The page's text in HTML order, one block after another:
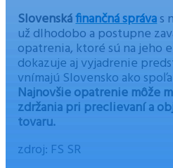
Slovenskáfinančná správas
už dlhodobo a postupne
opatrenia, ktoré sú na jeho
dokazuje aj vyjadrenie
vnímajú Slovensko ako
Najnovšie opatrenie môže
zdržania pri preclievaní a
tovaru.
zdroj: FS SR